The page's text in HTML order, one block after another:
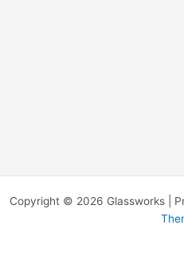
Copyright © 2026 Glassworks |